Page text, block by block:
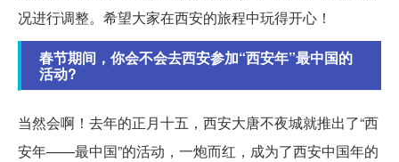
况进行调整。希望大家在西安的旅程中玩得开心！
春节期间，你会不会去西安参加“西安年”最中国的
活动?
当然会啊！去年的正月十五，西安大唐不夜城就推出了“西
安年——最中国”的活动，一炮而红，成为了西安中国年的